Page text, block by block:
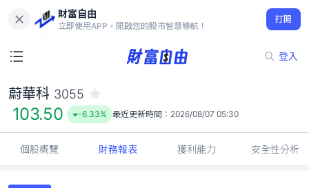
財富自由
立即使用APP，開啟您的股市智慧導航！
打開
登入
103.50
-6.33%
蔚華科 3055
103.50 -6.33% 最近更新時間： 2026/08/07 05:30
個股概覽 財務報表 獲利能力 安全性分析